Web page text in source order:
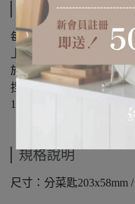
商品介紹
每日開心的笑臉形狀，
上菜時使用的服務生的
於將食物從大盤子分到小
捏取和分離食物時，一
100%日本製造，採用
規格說明
尺寸：分菜匙203x58mm